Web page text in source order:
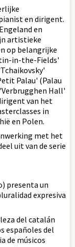
en dirigent.
en
artistieke
op belangrijke
in-the-Fields'
Palau' (Palau
Hall'
van het
in
en Polen.
met het
uit van de serie
presenta un
expresiva
del catalán
españoles del
de músicos